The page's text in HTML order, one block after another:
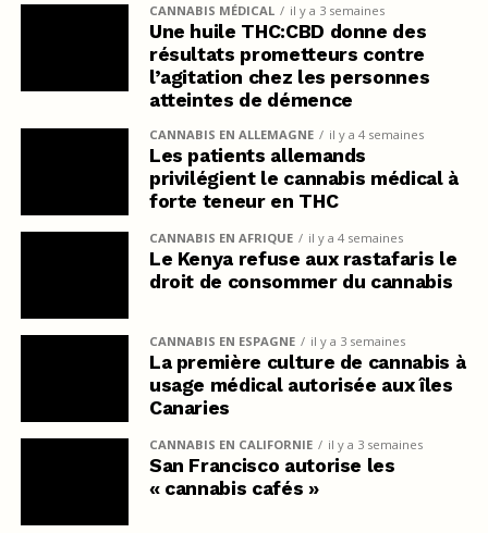
CANNABIS MÉDICAL il y a 3 semaines
Une huile THC:CBD donne des
résultats prometteurs contre
l’agitation chez les personnes
atteintes de démence
CANNABIS EN ALLEMAGNE il y a 4 semaines
Les patients allemands
privilégient le cannabis médical à
forte teneur en THC
CANNABIS EN AFRIQUE il y a 4 semaines
Le Kenya refuse aux rastafaris le
droit de consommer du cannabis
CANNABIS EN ESPAGNE il y a 3 semaines
La première culture de cannabis à
usage médical autorisée aux îles
Canaries
CANNABIS EN CALIFORNIE il y a 3 semaines
San Francisco autorise les
« cannabis cafés »